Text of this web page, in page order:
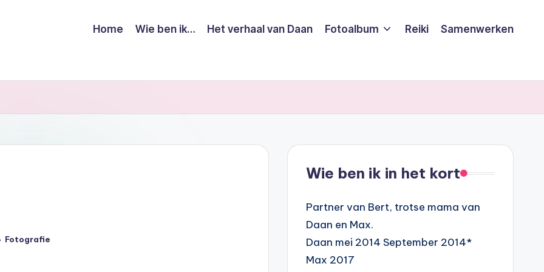
Home Wie ben ik… Het verhaal van Daan Fotoalbum Reiki Samenwerken
Fotografie
Wie ben ik in het kort
Partner van Bert, trotse mama van
Daan en Max.
Daan mei 2014 September 2014*
Max 2017